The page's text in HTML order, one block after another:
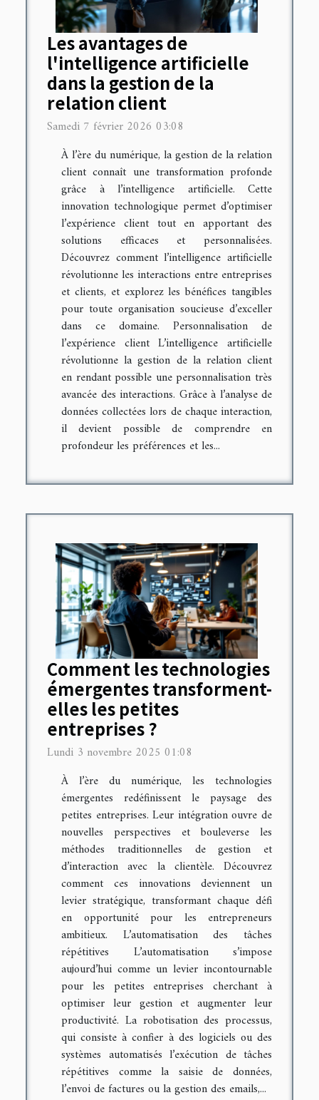
Les avantages de
l'intelligence artificielle
dans la gestion de la
relation client
Samedi 7 février 2026 03:08
À l’ère du numérique, la gestion de la relation
client connaît une transformation profonde
grâce à l’intelligence artificielle. Cette
innovation technologique permet d’optimiser
l’expérience client tout en apportant des
solutions efficaces et personnalisées.
Découvrez comment l’intelligence artificielle
révolutionne les interactions entre entreprises
et clients, et explorez les bénéfices tangibles
pour toute organisation soucieuse d’exceller
dans ce domaine. Personnalisation de
l’expérience client L’intelligence artificielle
révolutionne la gestion de la relation client
en rendant possible une personnalisation très
avancée des interactions. Grâce à l’analyse de
données collectées lors de chaque interaction,
il devient possible de comprendre en
profondeur les préférences et les...
Comment les technologies
émergentes transforment-
elles les petites
entreprises ?
Lundi 3 novembre 2025 01:08
À l’ère du numérique, les technologies
émergentes redéfinissent le paysage des
petites entreprises. Leur intégration ouvre de
nouvelles perspectives et bouleverse les
méthodes traditionnelles de gestion et
d’interaction avec la clientèle. Découvrez
comment ces innovations deviennent un
levier stratégique, transformant chaque défi
en opportunité pour les entrepreneurs
ambitieux. L’automatisation des tâches
répétitives L’automatisation s’impose
aujourd’hui comme un levier incontournable
pour les petites entreprises cherchant à
optimiser leur gestion et augmenter leur
productivité. La robotisation des processus,
qui consiste à confier à des logiciels ou des
systèmes automatisés l’exécution de tâches
répétitives comme la saisie de données,
l’envoi de factures ou la gestion des emails,...